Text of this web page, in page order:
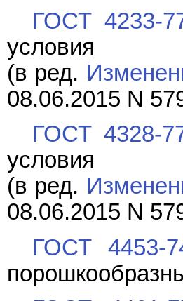
ГОСТ 4233-
условия
(в ред.
08.06.2015 N
ГОСТ 4328-
условия
(в ред.
08.06.2015 N
ГОСТ 4453-